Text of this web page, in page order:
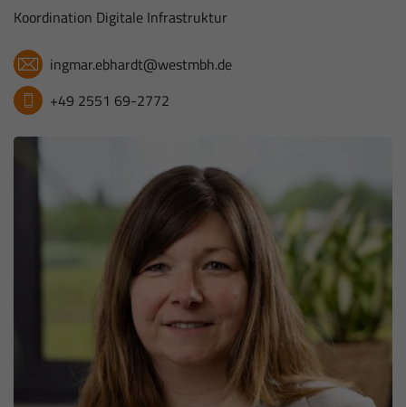
Koordination Digitale Infrastruktur
ingmar.ebhardt@westmbh.de
+49 2551 69-2772